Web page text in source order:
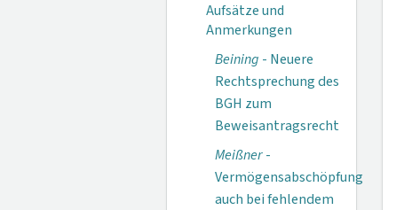
Aufsätze und
Anmerkungen
Beining - Neuere
Rechtsprechung des
BGH zum
Beweisantragsrecht
Meißner-
Vermögensabschöpfung
auch bei fehlendem